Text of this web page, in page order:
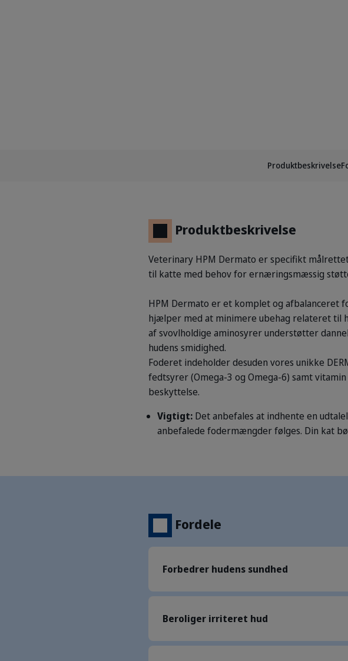
Produktbeskrivelse
Produktbeskrivelse
Veterinary HPM Dermato er specifikt
til katte med behov for ernæringsmæssig
HPM Dermato er et komplet og afbalanceret
hjælper med at minimere ubehag relateret til
af svovlholdige aminosyrer understøtter
hudens smidighed.
Foderet indeholder desuden vores unikke
fedtsyrer (Omega-3 og Omega-6) samt
beskyttelse.
Vigtigt: Det anbefales at indhente en
anbefalede fodermængder følges. Din kat
Fordele
Forbedrer hudens sundhed
Beroliger irriteret hud